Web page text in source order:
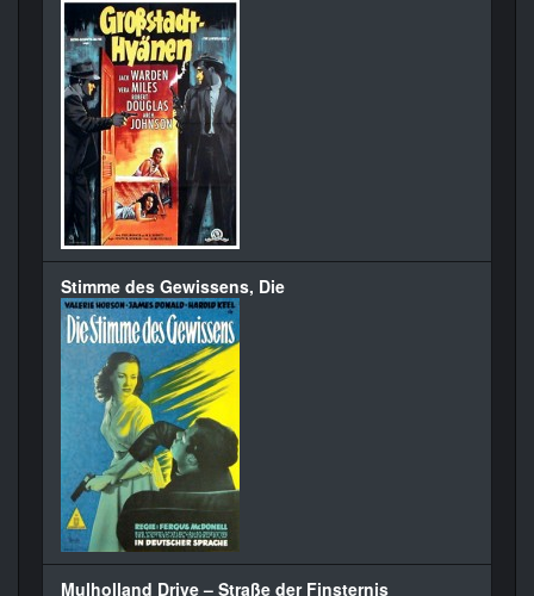
Stimme des Gewissens, Die
Mulholland Drive – Straße der Finsternis